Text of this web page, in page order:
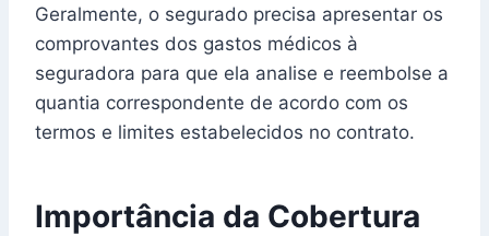
Geralmente, o segurado precisa apresentar os
comprovantes dos gastos médicos à
seguradora para que ela analise e reembolse a
quantia correspondente de acordo com os
termos e limites estabelecidos no contrato.
Importância da Cobertura